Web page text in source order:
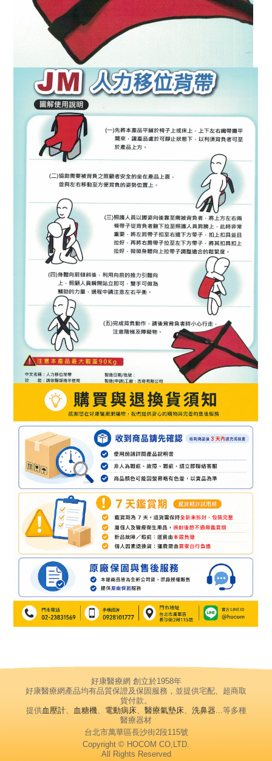
好康醫療網 創立於1958年
好康醫療網產品均有品質保證及保固服務，並提供宅配、超商取
貨付款。
提供血壓計、 血糖機、 電動病床、 醫療氣墊床、 洗鼻器 ...等多種
醫療器材
台北市萬華區長沙街2段115號
Copyright © HOCOM CO,LTD.
All Rights Reserved